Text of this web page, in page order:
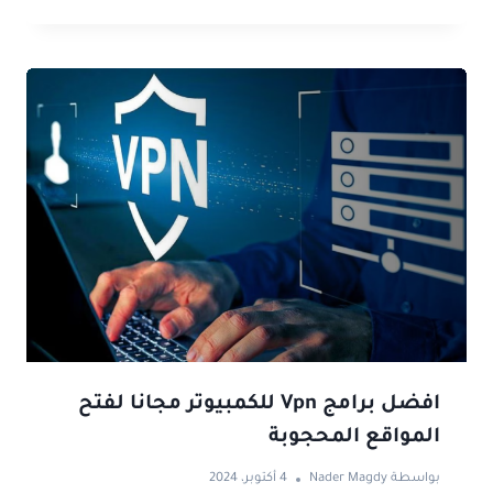
افضل برامج Vpn للكمبيوتر مجانا لفتح
المواقع المحجوبة
بواسطة Nader Magdy 4 أكتوبر، 2024